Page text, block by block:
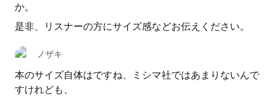
か。
是非、リスナーの方にサイズ感などお伝えください。
ノザキ
本のサイズ自体はですね、ミシマ社ではあまりないんで
すけれども、